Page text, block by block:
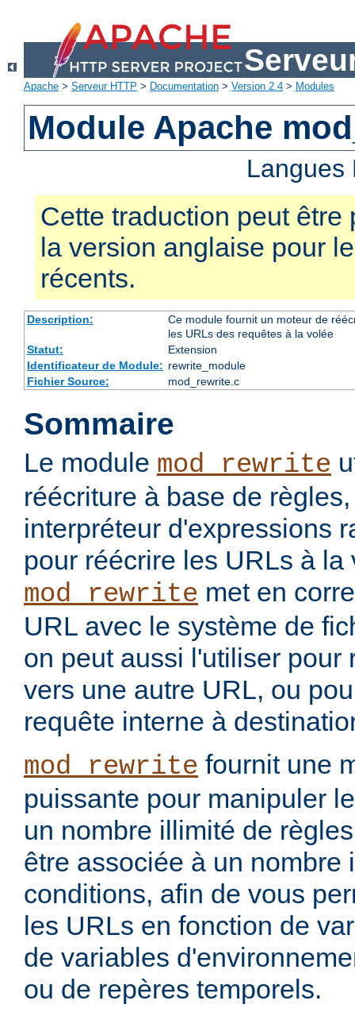
Apache > Serveur HTTP > Documentation > Version 2.4 > Modules
Module Apache
Cette traduction peut être
la version anglaise pour
récents.
Description:
Ce module fournit un moteur de
les URLs des requêtes à la volée
Statut:
Extension
Identificateur de Module: rewrite_module
Fichier Source:
mod_rewrite.c
Sommaire
Le module mod_rewrite
réécriture à base de
interpréteur d'expressions
pour réécrire les URLs à la
mod_rewrite met en
URL avec le système de
on peut aussi l'utiliser pour
vers une autre URL, ou
requête interne à
mod_rewrite fournit une
puissante pour manipuler
un nombre illimité de
être associée à un nombre
conditions, afin de vous
les URLs en fonction de
de variables
ou de repères temporels.